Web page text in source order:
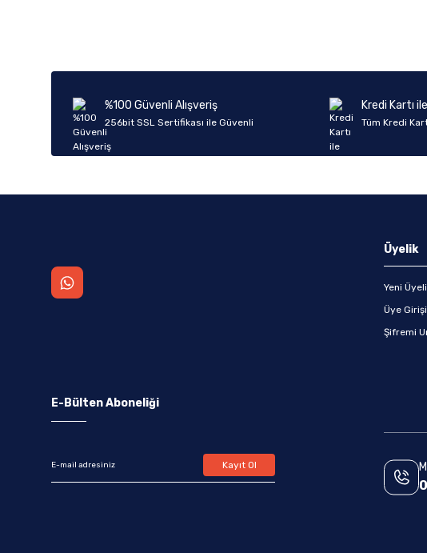
Ürün fiyatı diğer sitelerden daha pahalı.
Bu ürüne benzer farklı alternatifler olmalı.
%100 Güvenli Alışveriş
256bit SSL Sertifikası ile Güvenli
Kredi Kartı
Tüm Kredi
Üyelik
Yeni
Üye Girişi
Şifremi
E-Bülten Aboneliği
Kayıt Ol